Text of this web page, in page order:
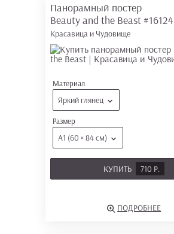
Панорамный постер
Beauty and the Beast #16124
Красавица и Чудовище
Материал
Яркий глянец
Размер
А1 (60 × 84 см)
КУПИТЬ 710 Р.
ПОДРОБНЕЕ